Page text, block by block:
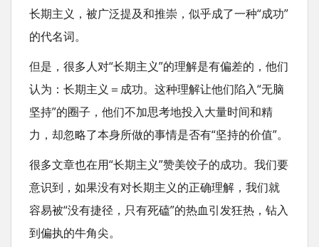
长期主义，被广泛提及和推崇，似乎成了一种“成功”
的代名词。
但是，很多人对“长期主义”的理解是有偏差的，他们
认为：长期主义＝成功。这种理解让他们陷入“无脑
坚持”的圈子，他们不加思考地投入大量时间和精
力，却忽略了本身所做的事情是否有“坚持的价值”。
很多文章也在用“长期主义”赞美饺子的成功。我们要
意识到，如果没有对长期主义的正确理解，我们就
容易被“没有捷径，只有死磕”的热血引发狂热，钻入
到偏执的牛角尖。